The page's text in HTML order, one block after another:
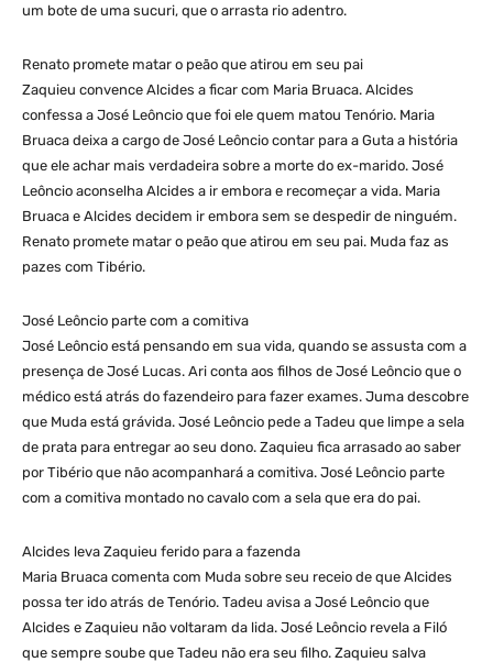
um bote de uma sucuri, que o arrasta rio adentro.
Renato promete matar o peão que atirou em seu pai
Zaquieu convence Alcides a ficar com Maria Bruaca. Alcides
confessa a José Leôncio que foi ele quem matou Tenório. Maria
Bruaca deixa a cargo de José Leôncio contar para a Guta a história
que ele achar mais verdadeira sobre a morte do ex-marido. José
Leôncio aconselha Alcides a ir embora e recomeçar a vida. Maria
Bruaca e Alcides decidem ir embora sem se despedir de ninguém.
Renato promete matar o peão que atirou em seu pai. Muda faz as
pazes com Tibério.
José Leôncio parte com a comitiva
José Leôncio está pensando em sua vida, quando se assusta com a
presença de José Lucas. Ari conta aos filhos de José Leôncio que o
médico está atrás do fazendeiro para fazer exames. Juma descobre
que Muda está grávida. José Leôncio pede a Tadeu que limpe a sela
de prata para entregar ao seu dono. Zaquieu fica arrasado ao saber
por Tibério que não acompanhará a comitiva. José Leôncio parte
com a comitiva montado no cavalo com a sela que era do pai.
Alcides leva Zaquieu ferido para a fazenda
Maria Bruaca comenta com Muda sobre seu receio de que Alcides
possa ter ido atrás de Tenório. Tadeu avisa a José Leôncio que
Alcides e Zaquieu não voltaram da lida. José Leôncio revela a Filó
que sempre soube que Tadeu não era seu filho. Zaquieu salva